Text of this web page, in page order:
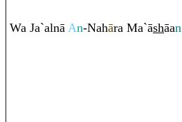
Wa Ja`alnā An-Nahāra Ma`āshāan